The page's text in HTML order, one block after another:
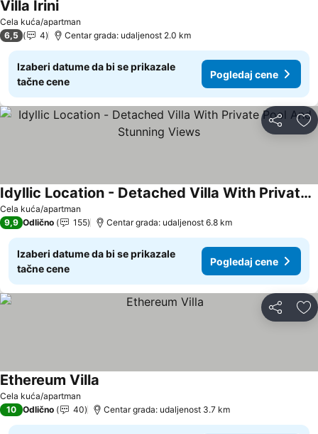
Cela kuća/apartman
Villa IriniPogledaj cene
6,5 4 Centar grada: udaljenost 2.0 km
Izaberi datume da bi se prikazale
tačne cene
Pogledaj cene
Deli
Cela kuća/apartman
Idyllic Location - Detached Villa With Private Pool And Stunning Views
Pogledaj cene
9,9 Odlično 155 Centar grada: udaljenost 6.8 km
Izaberi datume da bi se prikazale
tačne cene
Pogledaj cene
Deli
Cela kuća/apartman
Ethereum Villa
10 Odlično 40 Centar grada: udaljenost 3.7 km